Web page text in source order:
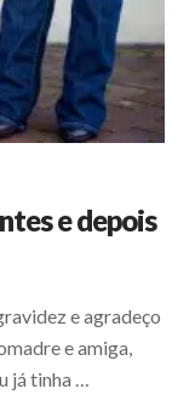
e depois
e agradeço
e amiga,
já tinha …